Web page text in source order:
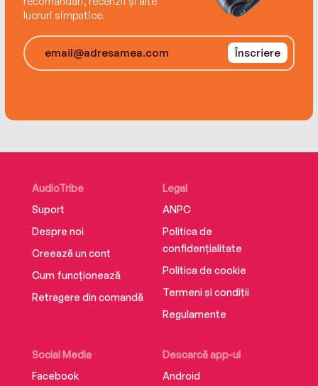
978-606-43-0975-4
Machu Picchu, Bali sau Egipt. Locuiește în Maui,
Hawaii, unde a înființat mai multe centre în care
predă „arta vieții“.
lucruri simpatice.
Înscriere
AudioTribe
Suport
Despre noi
Creează un cont
Cum funcționează
Retragere din comandă
Social Media
Facebook
Descarcă app-ul
Android
Legal
ANPC
Politica de
confidențialitate
Politica de cookie
Termeni și condiții
Regulamente